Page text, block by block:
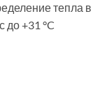
тепла
до +31 °C